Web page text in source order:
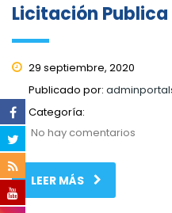
Licitación Publica
29 septiembre, 2020
Publicado por:
Categoría:
No hay comentarios
LEER MÁS